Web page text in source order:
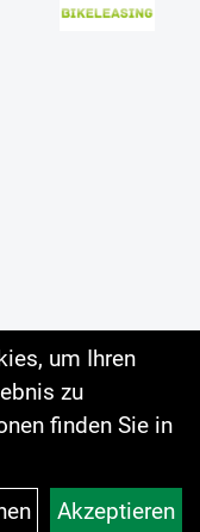
um Ihren
zu
finden Sie in
Akzeptieren
widerrufen